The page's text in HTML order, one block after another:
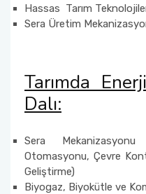
Hassas Tarım
Sera Üretim
Tarımda
Dalı:
Sera
Otomasyonu, Çevre
Geliştirme)
Biyogaz, Biyokütle ve